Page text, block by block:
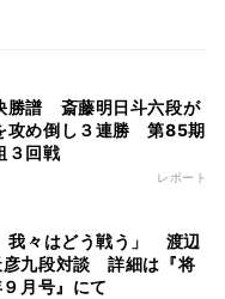
勝譜 斎藤明日斗六段が
攻め倒し３連勝 第85期
３回戦
レポート
我々はどう戦う」 渡辺
彦九段対談 詳細は『将
月号』にて